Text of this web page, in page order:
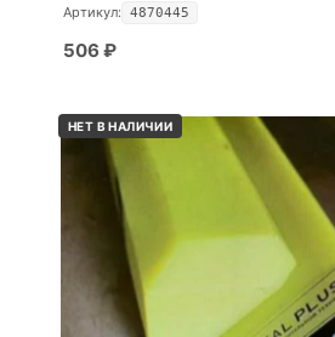
Артикул: 4870445
506 ₽
НЕТ В НАЛИЧИИ